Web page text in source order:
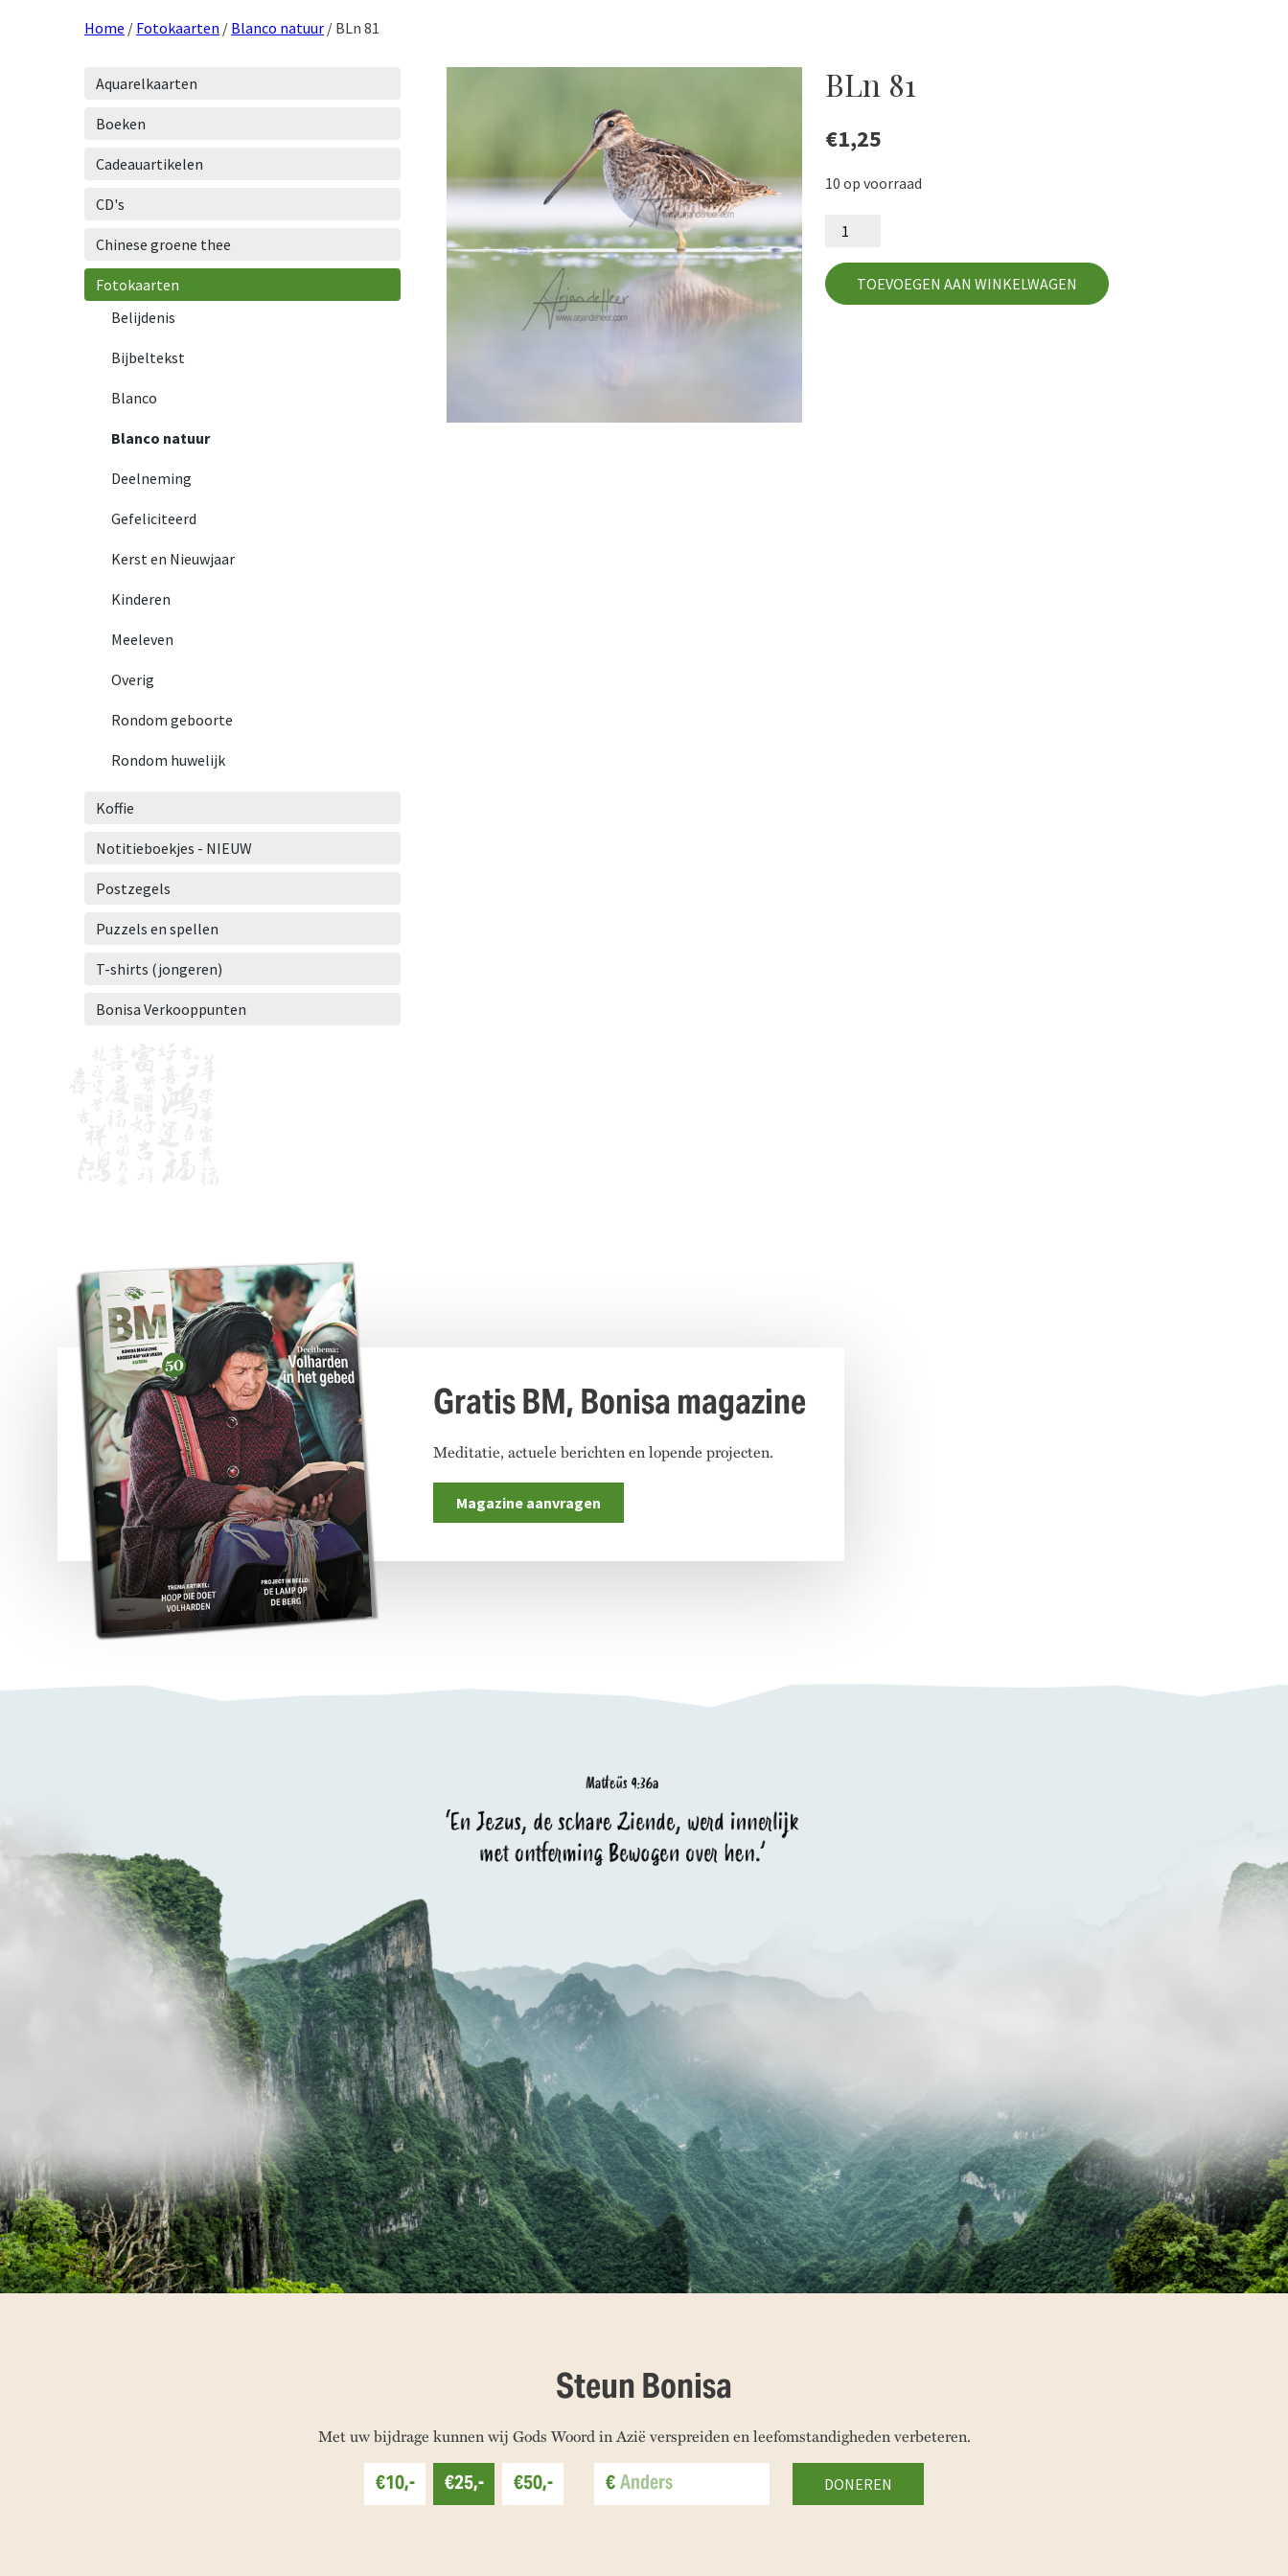
Home / Fotokaarten / Blanco natuur / BLn 81
Aquarelkaarten
Boeken
Cadeauartikelen
CD's
Chinese groene thee
Fotokaarten
Belijdenis
Bijbeltekst
Blanco
Blanco natuur
Deelneming
Gefeliciteerd
Kerst en Nieuwjaar
Kinderen
Meeleven
Overig
Rondom geboorte
Rondom huwelijk
Koffie
Notitieboekjes - NIEUW
Postzegels
Puzzels en spellen
T-shirts (jongeren)
Bonisa Verkooppunten
BLn 81
€1,25
10 op voorraad
BLn
TOEVOEGEN AAN WINKELWAGEN
Gratis BM, Bonisa magazine
Meditatie, actuele berichten en lopende projecten.
Magazine aanvragen
Steun Bonisa
Met uw bijdrage kunnen wij Gods Woord in Azië verspreiden en leefomstandigheden verbeteren.
€10,- €25,- €50,- €